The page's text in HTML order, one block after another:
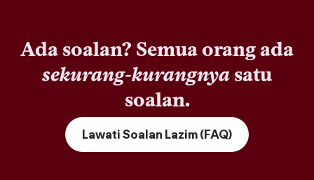
Ada soalan? Semua orang ada
sekurang-kurangnya satu
soalan.
Lawati Soalan Lazim (FAQ)